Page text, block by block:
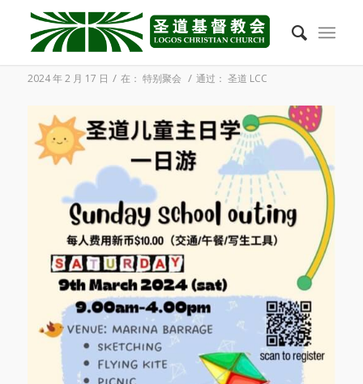
2024年3月9日 圣道儿童主日学：一日游
2024 年 2 月 17 日 / 在： 特别聚会 / 通过： 圣道 LCC